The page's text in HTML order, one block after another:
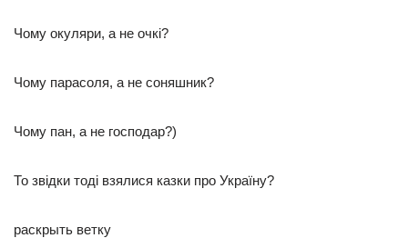
Чому окуляри, а не очкi?
Чому парасоля, а не соняшник?
Чому пан, а не господар?)
То звідки тоді взялися казки про Україну?
раскрыть ветку